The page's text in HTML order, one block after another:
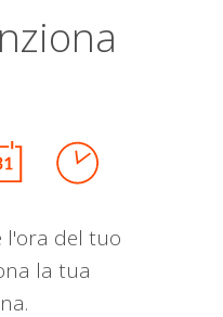
l'ora del tuo
la tua